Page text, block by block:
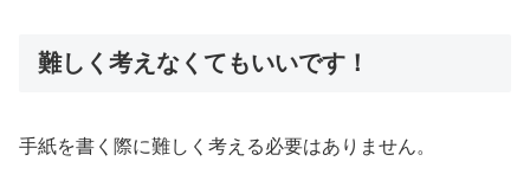
難しく考えなくてもいいです！
手紙を書く際に難しく考える必要はありません。